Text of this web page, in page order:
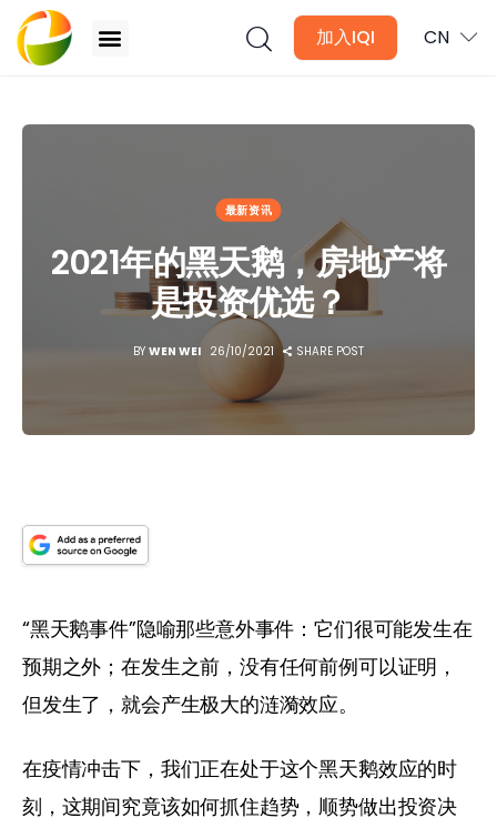
加入IQI CN
数位媒体
房产入门
最新资讯
2021年的黑天鹅，房地产将
是投资优选？
BY WEN WEI 26/10/2021 SHARE POST
“黑天鹅事件”隐喻那些意外事件：它们很可能发生在
预期之外；在发生之前，没有任何前例可以证明，
但发生了，就会产生极大的涟漪效应。
在疫情冲击下，我们正在处于这个黑天鹅效应的时
刻，这期间究竟该如何抓住趋势，顺势做出投资决